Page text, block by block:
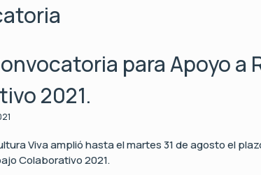
para Apoyo a
2021.
Viva amplió hasta el martes 31 de agosto el
Colaborativo 2021.